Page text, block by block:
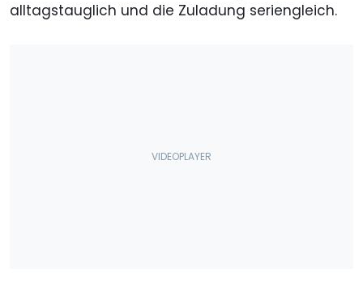
alltagstauglich und die Zuladung seriengleich.